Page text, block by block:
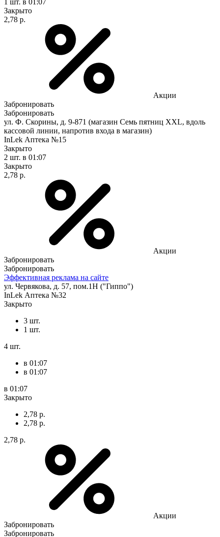
Закрыто
2,78 р.
Акции
Забронировать
Забронировать
ул. Ф. Скорины, д. 9-871 (магазин Семь пятниц XXL, вдоль
кассовой линии, напротив входа в магазин)
InLek Аптека №15
Закрыто
2 шт. в 01:07
Закрыто
2,78 р.
Акции
Забронировать
Забронировать
Эффективная реклама на сайте
ул. Червякова, д. 57, пом.1Н ("Гиппо")
InLek Аптека №32
Закрыто
3 шт.
1 шт.
4 шт.
в 01:07
в 01:07
в 01:07
Закрыто
2,78 р.
2,78 р.
2,78 р.
Акции
Забронировать
Забронировать